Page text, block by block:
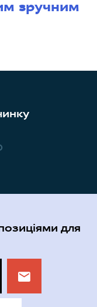
зручним
для